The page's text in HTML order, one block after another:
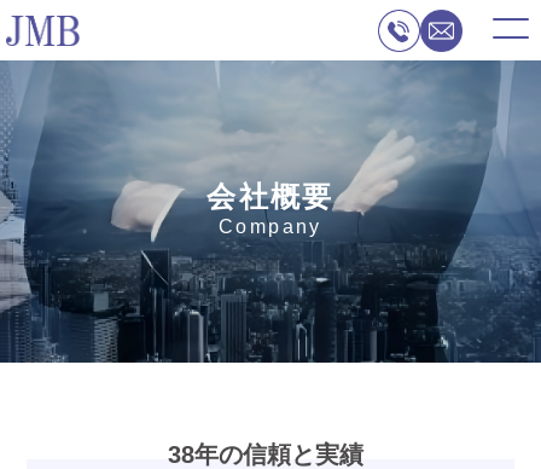
会社概要
Company
38年の信頼と実績